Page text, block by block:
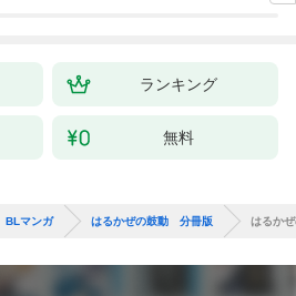
ランキング
無料
BLマンガ はるかぜの鼓動 分冊版 はるか